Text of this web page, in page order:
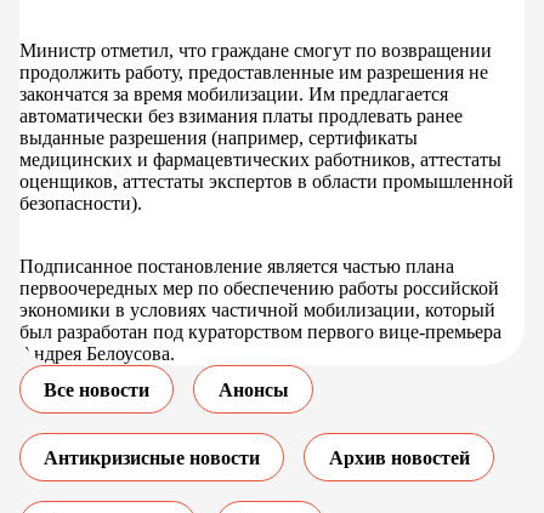
Министр отметил, что граждане смогут по возвращении
продолжить работу, предоставленные им разрешения не
закончатся за время мобилизации. Им предлагается
автоматически без взимания платы продлевать ранее
выданные разрешения (например, сертификаты
медицинских и фармацевтических работников, аттестаты
оценщиков, аттестаты экспертов в области промышленной
безопасности).
Подписанное постановление является частью плана
первоочередных мер по обеспечению работы российской
экономики в условиях частичной мобилизации, который
был разработан под кураторством первого вице-премьера
Андрея Белоусова.
Все новости
Анонсы
Антикризисные новости Архив новостей